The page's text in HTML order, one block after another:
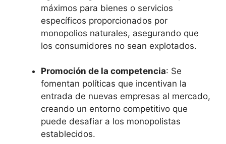
⁢máximos para bienes o ‌servicios​
específicos proporcionados por
monopolios naturales, ​asegurando que
los consumidores ‌no sean explotados.
Promoción de la ​competencia: ‍Se
fomentan‍ políticas que incentivan la
entrada de nuevas‍ empresas al mercado,
creando un ⁢entorno ‌competitivo ⁢que
puede desafiar a los monopolistas
establecidos.